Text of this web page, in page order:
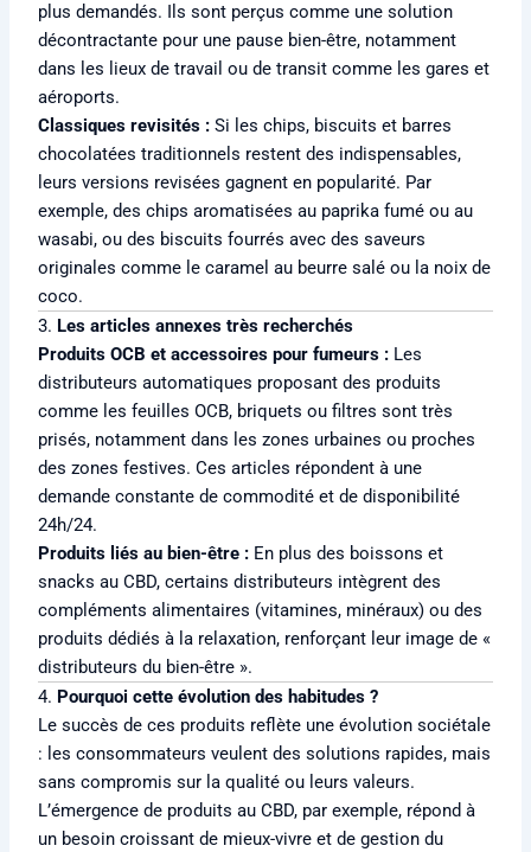
plus demandés. Ils sont perçus comme une solution
décontractante pour une pause bien-être, notamment
dans les lieux de travail ou de transit comme les gares et
aéroports.
Classiques revisités : Si les chips, biscuits et barres
chocolatées traditionnels restent des indispensables,
leurs versions revisées gagnent en popularité. Par
exemple, des chips aromatisées au paprika fumé ou au
wasabi, ou des biscuits fourrés avec des saveurs
originales comme le caramel au beurre salé ou la noix de
coco.
3. Les articles annexes très recherchés
Produits OCB et accessoires pour fumeurs : Les
distributeurs automatiques proposant des produits
comme les feuilles OCB, briquets ou filtres sont très
prisés, notamment dans les zones urbaines ou proches
des zones festives. Ces articles répondent à une
demande constante de commodité et de disponibilité
24h/24.
Produits liés au bien-être : En plus des boissons et
snacks au CBD, certains distributeurs intègrent des
compléments alimentaires (vitamines, minéraux) ou des
produits dédiés à la relaxation, renforçant leur image de «
distributeurs du bien-être ».
4. Pourquoi cette évolution des habitudes ?
Le succès de ces produits reflète une évolution sociétale
: les consommateurs veulent des solutions rapides, mais
sans compromis sur la qualité ou leurs valeurs.
L’émergence de produits au CBD, par exemple, répond à
un besoin croissant de mieux-vivre et de gestion du